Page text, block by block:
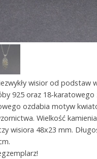
wisior od podstaw
925 oraz 18-karatowego
ozdabia motyw
Wielkość
wisiora 48x23 mm.